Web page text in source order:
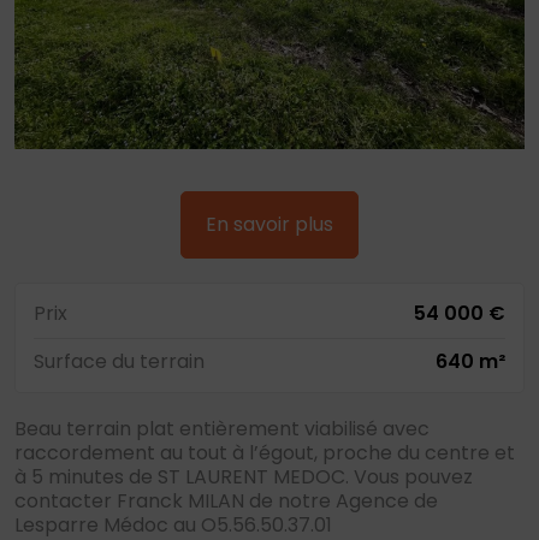
En savoir plus
Prix
54 000 €
Surface du terrain
640 m²
Beau terrain plat entièrement viabilisé avec
raccordement au tout à l’égout, proche du centre et
à 5 minutes de ST LAURENT MEDOC. Vous pouvez
contacter Franck MILAN de notre Agence de
Lesparre Médoc au O5.56.50.37.01